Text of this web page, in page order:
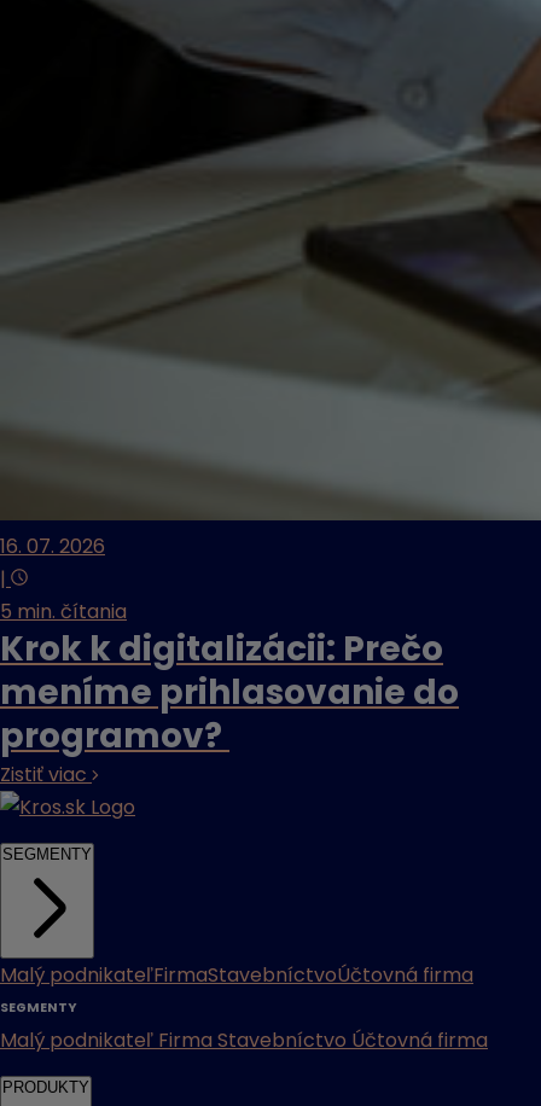
16. 07. 2026
|
5 min. čítania
Krok k digitalizácii: Prečo
meníme prihlasovanie do
programov?
Zistiť viac
SEGMENTY
Malý podnikateľFirmaStavebníctvoÚčtovná firma
SEGMENTY
Malý podnikateľ Firma Stavebníctvo Účtovná firma
PRODUKTY